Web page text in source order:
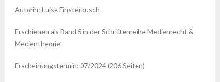
Autorin: Luise Finsterbusch
Erschienen als Band 5 in der Schriftenreihe Medienrecht &
Medientheorie
Erscheinungstermin: 07/2024 (206 Seiten)